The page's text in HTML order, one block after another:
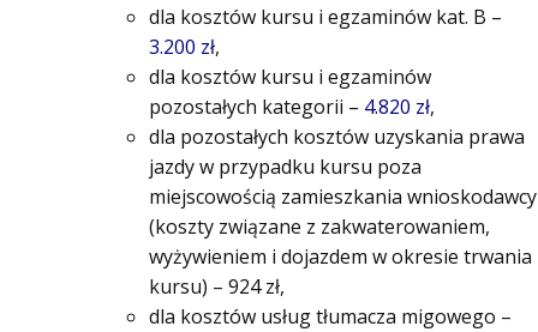
dla kosztów kursu i egzaminów kat. B –
3.200 zł,
dla kosztów kursu i egzaminów
pozostałych kategorii – 4.820 zł,
dla pozostałych kosztów uzyskania prawa
jazdy w przypadku kursu poza
miejscowością zamieszkania wnioskodawcy
(koszty związane z zakwaterowaniem,
wyżywieniem i dojazdem w okresie trwania
kursu) – 924 zł,
dla kosztów usług tłumacza migowego –